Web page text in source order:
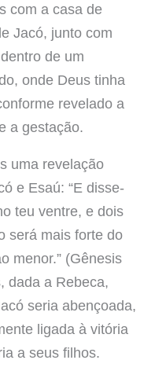
com a casa de
Jacó, junto com
de um
onde Deus tinha
revelado a
a gestação.
uma revelação
e Esaú: “E disse-
teu ventre, e dois
será mais forte do
menor.” (Gênesis
dada a Rebeca,
seria abençoada,
ligada à vitória
a seus filhos.